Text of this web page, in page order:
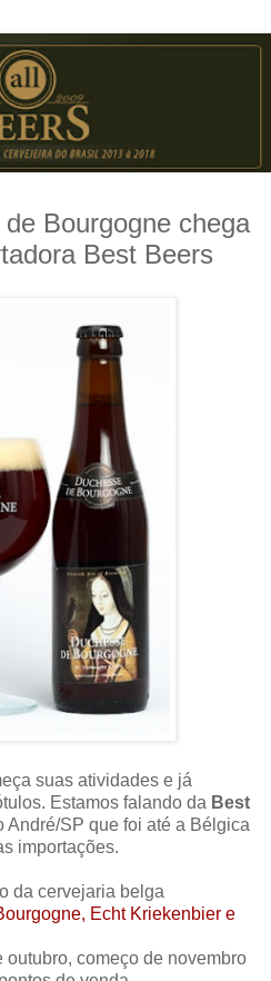
Bourgogne chega
Best Beers
suas atividades e já
Estamos falando da Best
André/SP que foi até a Bélgica
importações.
da cervejaria belga
Echt Kriekenbier e
começo de novembro